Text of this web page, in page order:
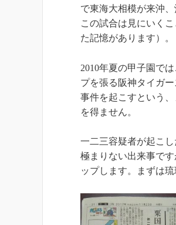
で東海大相模が来沖
この試合は見にいく
た記憶があります）。
2010年夏の甲子園で
プを張る阪神タイガ
事件を起こすという
を得ません。
一二三容疑者が起こ
極まりない出来事で
ップします。まずは